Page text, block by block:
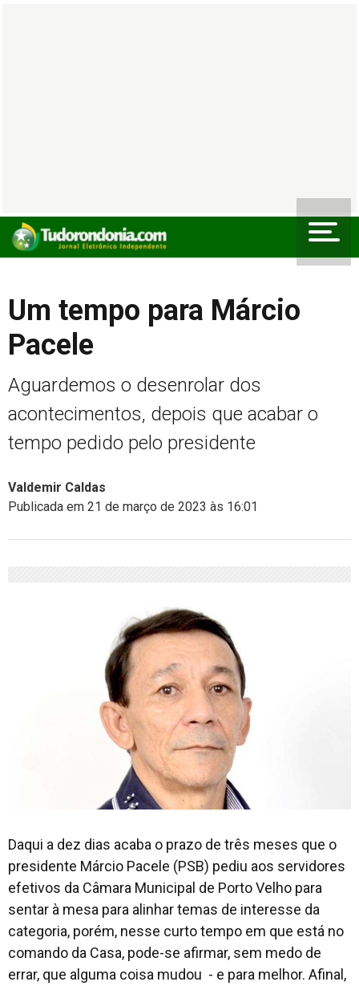
Um tempo para Márcio
Pacele
Aguardemos o desenrolar dos
acontecimentos, depois que acabar o
tempo pedido pelo presidente
Valdemir Caldas
Publicada em 21 de março de 2023 às 16:01
Daqui a dez dias acaba o prazo de três meses que o
presidente Márcio Pacele (PSB) pediu aos servidores
efetivos da Câmara Municipal de Porto Velho para
sentar à mesa para alinhar temas de interesse da
categoria, porém, nesse curto tempo em que está no
comando da Casa, pode-se afirmar, sem medo de
errar, que alguma coisa mudou - e para melhor. Afinal,